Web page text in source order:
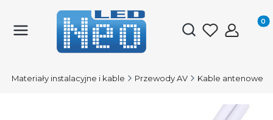
Otwórz
Materiały instalacyjne i kable Przewody AV Kable antenowe